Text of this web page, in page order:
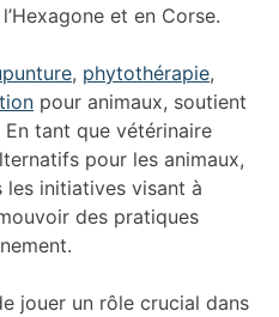
et en Corse.
, phytothérapie,
pour animaux, soutient
tant que vétérinaire
pour les animaux,
initiatives visant à
des pratiques
jouer un rôle crucial dans